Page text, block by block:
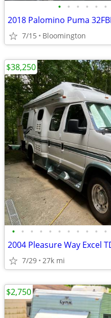
• • • • • •
2018 Palomino Puma
7/15 Bloomington
• • • • • • • • • • •
2004 Pleasure Way Excel
7/29 27k mi
$38,250
$2,750